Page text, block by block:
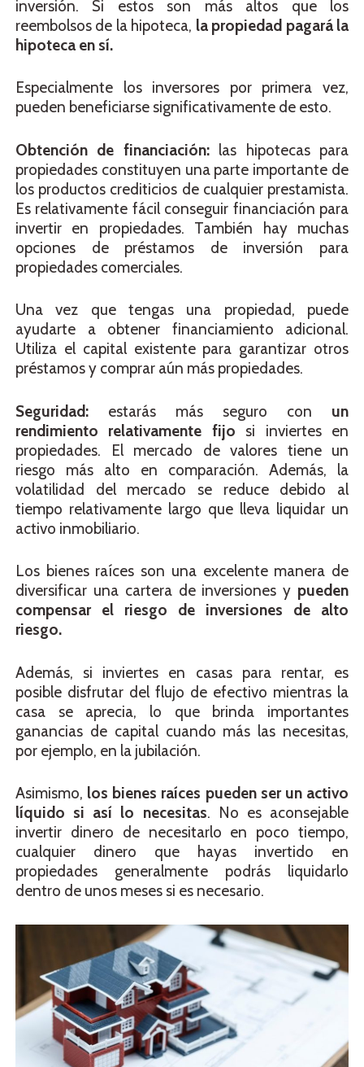
inversión. Si estos son más altos que los
reembolsos de la hipoteca, la propiedad pagará la
hipoteca en sí.
Especialmente los inversores por primera vez,
pueden beneficiarse significativamente de esto.
Obtención de financiación:las hipotecas para
propiedades constituyen una parte importante de
los productos crediticios de cualquier prestamista.
Es relativamente fácil conseguir financiación para
invertir en propiedades. También hay muchas
opciones de préstamos de inversión para
propiedades comerciales.
Una vez que tengas una propiedad, puede
ayudarte a obtener financiamiento adicional.
Utiliza el capital existente para garantizar otros
préstamos y comprar aún más propiedades.
Seguridad: estarás más seguro con un
rendimiento relativamente fijo si inviertes en
propiedades. El mercado de valores tiene un
riesgo más alto en comparación. Además, la
volatilidad del mercado se reduce debido al
tiempo relativamente largo que lleva liquidar un
activo inmobiliario.
Los bienes raíces son una excelente manera de
diversificar una cartera de inversiones y pueden
compensar el riesgo de inversiones de alto
riesgo.
Además, si inviertes en casas para rentar, es
posible disfrutar del flujo de efectivo mientras la
casa se aprecia, lo que brinda importantes
ganancias de capital cuando más las necesitas,
por ejemplo, en la jubilación.
Asimismo, los bienes raíces pueden ser un activo
líquido si así lo necesitas. No es aconsejable
invertir dinero de necesitarlo en poco tiempo,
cualquier dinero que hayas invertido en
propiedades generalmente podrás liquidarlo
dentro de unos meses si es necesario.